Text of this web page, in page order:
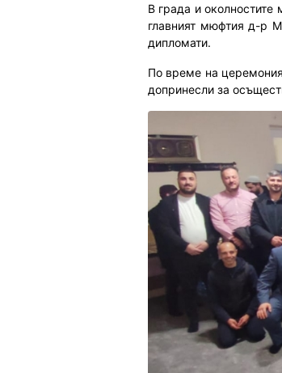
В града и
главният мюфтия д-р
дипломати.
По време на
допринесли за